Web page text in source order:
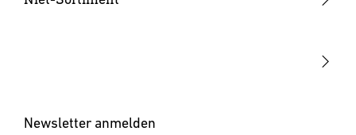
Blindnietmuttern
Newsletter anmelden